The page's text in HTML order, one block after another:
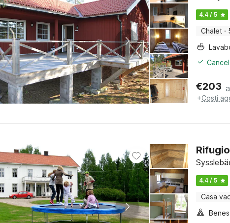
4.4 / 5
Chalet ·
€203
+Costi
4.4 / 5
Casa